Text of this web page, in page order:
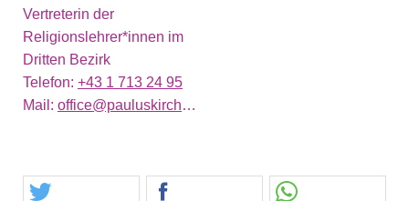
Vertreterin der
Religionslehrer*innen im
Dritten Bezirk
Telefon: +43 1 713 24 95
Mail: office@pauluskirche.at